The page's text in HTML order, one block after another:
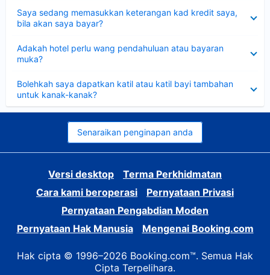
Saya sedang memasukkan keterangan kad kredit saya,
bila akan saya bayar?
Adakah hotel perlu wang pendahuluan atau bayaran
muka?
Bolehkah saya dapatkan katil atau katil bayi tambahan
untuk kanak-kanak?
Senaraikan penginapan anda
Versi desktop
Terma Perkhidmatan
Cara kami beroperasi
Pernyataan Privasi
Pernyataan Pengabdian Moden
Pernyataan Hak Manusia
Mengenai Booking.com
Hak cipta © 1996–2026 Booking.com™. Semua Hak
Cipta Terpelihara.